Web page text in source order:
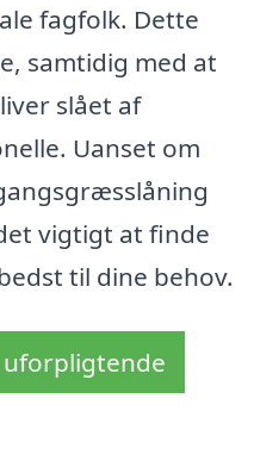
fagfolk. Dette
samtidig med at
slået af
Uanset om
vigtigt at finde
til dine behov.
uforpligtende